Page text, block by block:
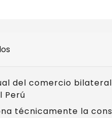
del comercio
Perú
técnicamente la